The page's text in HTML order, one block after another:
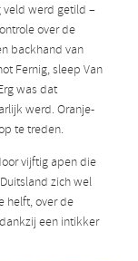
veld werd getild –
over de
backhand van
Fernig, sleep Van
was dat
werd. Oranje-
te treden.
vijftig apen die
zich wel
helft, over de
een intikker